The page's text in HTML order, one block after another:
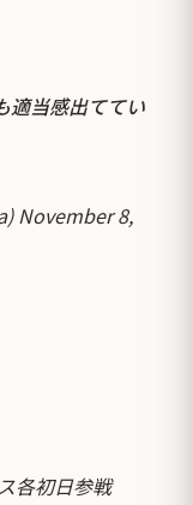
適当感出ててい
November 8,
各初日参戦